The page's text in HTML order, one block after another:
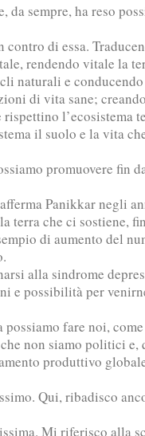
da sempre, ha reso
contro di essa.
rendendo vitale la
naturali e
di vita sane;
l’ecosistema
il suolo e la vita
promuovere fin
Panikkar negli
terra che ci sostiene,
di aumento del
alla sindrome
e possibilità per
possiamo fare noi,
non siamo politici e,
produttivo
Qui, ribadisco
Mi riferisco alla